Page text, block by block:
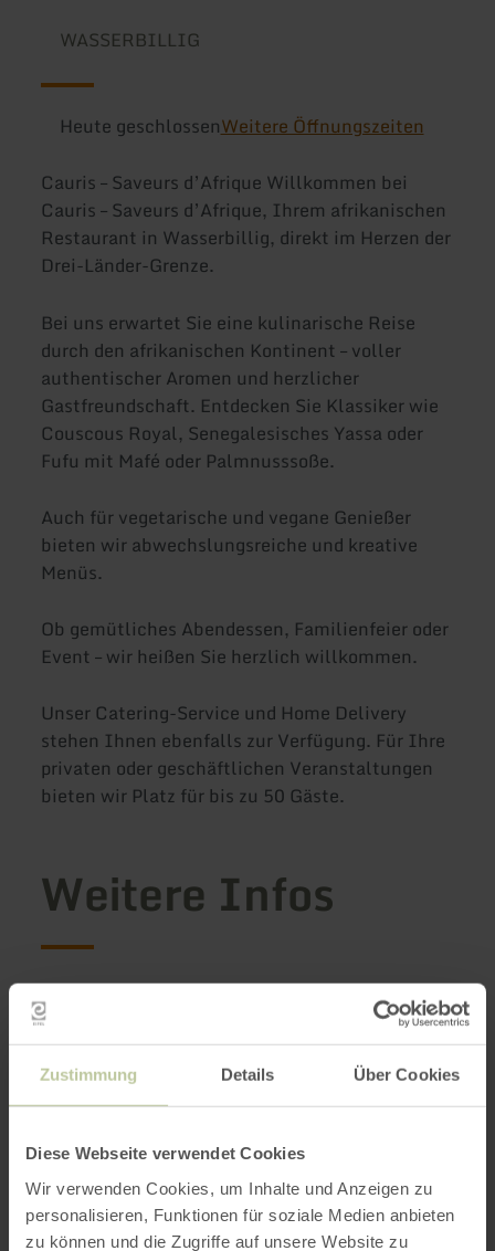
Zustimmung Details Über Cookies
Diese Webseite verwendet Cookies
Wir verwenden Cookies, um Inhalte und Anzeigen zu
personalisieren, Funktionen für soziale Medien anbieten
zu können und die Zugriffe auf unsere Website zu
WASSERBILLIG
Heute geschlossenWeitere Öffnungszeiten
Cauris – Saveurs d’Afrique Willkommen bei
Cauris – Saveurs d’Afrique, Ihrem afrikanischen
Restaurant in Wasserbillig, direkt im Herzen der
Drei-Länder-Grenze.
Bei uns erwartet Sie eine kulinarische Reise
durch den afrikanischen Kontinent – voller
authentischer Aromen und herzlicher
Gastfreundschaft. Entdecken Sie Klassiker wie
Couscous Royal, Senegalesisches Yassa oder
Fufu mit Mafé oder Palmnusssoße.
Auch für vegetarische und vegane Genießer
bieten wir abwechslungsreiche und kreative
Menüs.
Ob gemütliches Abendessen, Familienfeier oder
Event – wir heißen Sie herzlich willkommen.
Unser Catering-Service und Home Delivery
stehen Ihnen ebenfalls zur Verfügung. Für Ihre
privaten oder geschäftlichen Veranstaltungen
bieten wir Platz für bis zu 50 Gäste.
Weitere Infos
Merkmale / Besonderheiten
Platzangebot